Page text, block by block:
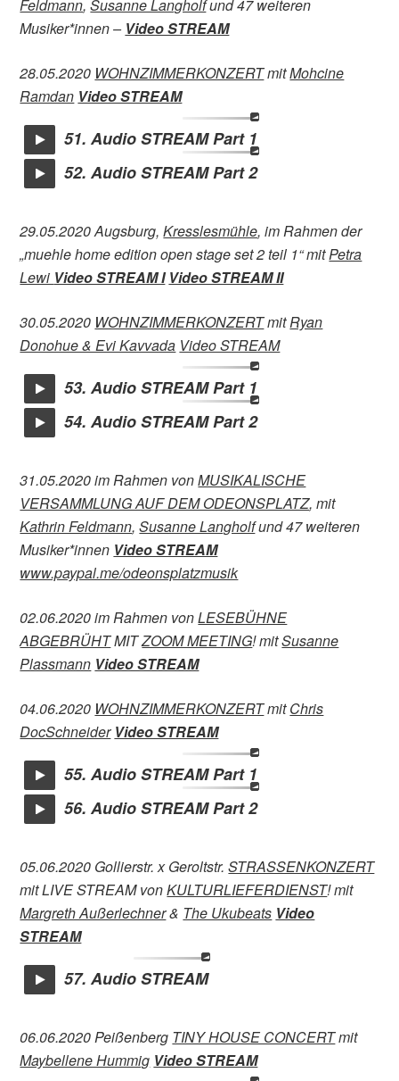
Feldmann,Susanne Langholfund 47 weiteren
Musiker*innen – Video STREAM
28.05.2020 WOHNZIMMERKONZERTmitMohcine
Ramdan Video STREAM
51. Audio STREAM Part 1
52. Audio STREAM Part 2
29.05.2020 Augsburg,Kresslesmühle, im Rahmen der
„muehle home edition open stage set 2 teil 1“ mitPetra
Lewi Video STREAM I Video STREAM II
30.05.2020 WOHNZIMMERKONZERTmitRyan
Donohue & Evi Kavvada Video STREAM
53. Audio STREAM Part 1
54. Audio STREAM Part 2
31.05.2020 im Rahmen vonMUSIKALISCHE
VERSAMMLUNG AUF DEM ODEONSPLATZ, mit
Kathrin Feldmann,Susanne Langholfund 47 weiteren
Musiker*innen Video STREAM
www.paypal.me/odeonsplatzmusik
02.06.2020 im Rahmen vonLESEBÜHNE
ABGEBRÜHTMITZOOM MEETING! mitSusanne
Plassmann Video STREAM
04.06.2020 WOHNZIMMERKONZERTmitChris
DocSchneider Video STREAM
55. Audio STREAM Part 1
56. Audio STREAM Part 2
05.06.2020 Gollierstr. x Geroltstr.STRASSENKONZERT
mit LIVE STREAM vonKULTURLIEFERDIENST! mit
Margreth Außerlechner& The Ukubeats Video
STREAM
57. Audio STREAM
06.06.2020 Peißenberg TINY HOUSE CONCERTmit
Maybellene Hummig Video STREAM